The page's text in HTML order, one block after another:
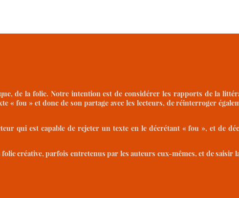
de la folie. Notre intention est de considérer les rapports de la
« fou » et donc de son partage avec les lecteurs, de réinterroger
qui est capable de rejeter un texte en le décrétant « fou », et de
créative, parfois entretenus par les auteurs eux-mêmes, et de saisir